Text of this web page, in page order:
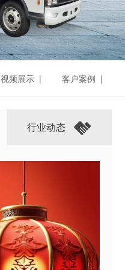
视频展示 | 客户案例 |
行业动态